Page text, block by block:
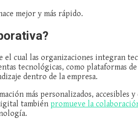
mejor y más rápido.
cual las organizaciones integran
tecnológicas, como plataformas
dentro de la empresa.
más personalizados, accesibles
también promueve la